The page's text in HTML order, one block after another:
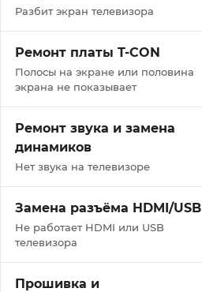
Разбит экран телевизора
Ремонт платы T-CON
Полосы на экране или половина
экрана не показывает
Ремонт звука и замена
динамиков
Нет звука на телевизоре
Замена разъёма HDMI/USB
Не работает HDMI или USB
телевизора
Прошивка и